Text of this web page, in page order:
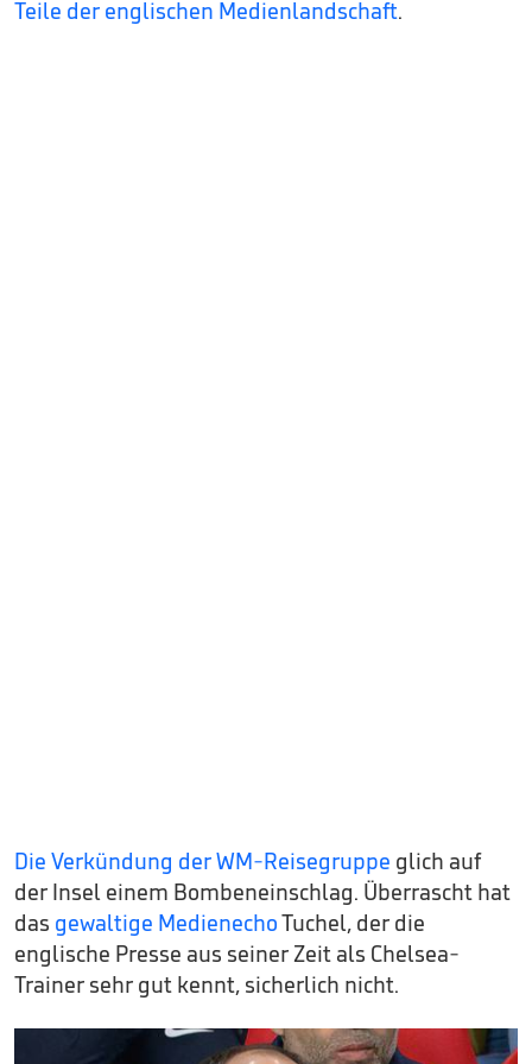
Teile der englischen Medienlandschaft.
Die Verkündung der WM-Reisegruppe glich auf
der Insel einem Bombeneinschlag. Überrascht hat
das gewaltige MedienechoTuchel, der die
englische Presse aus seiner Zeit als Chelsea-
Trainer sehr gut kennt, sicherlich nicht.